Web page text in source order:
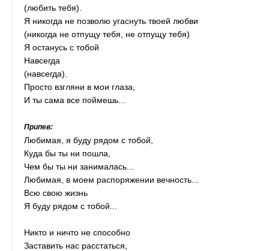
(любить тебя).
Я никогда не позволю угаснуть твоей любви
(никогда не отпущу тебя, не отпущу тебя)
Я останусь с тобой
Навсегда
(навсегда).
Просто взгляни в мои глаза,
И ты сама все поймешь...
Припев:
Любимая, я буду рядом с тобой,
Куда бы ты ни пошла,
Чем бы ты ни занималась...
Любимая, в моем распоряжении вечность...
Всю свою жизнь
Я буду рядом с тобой...
Никто и ничто не способно
Заставить нас расстаться,